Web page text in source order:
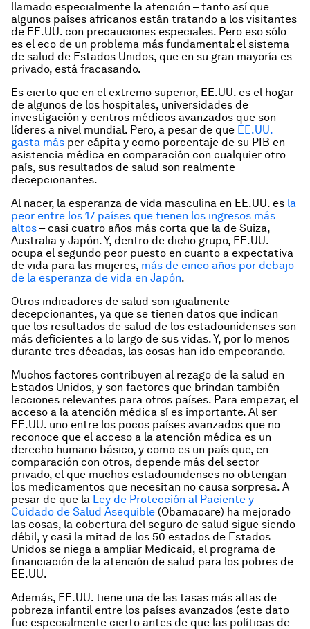
llamado especialmente la atención – tanto así que
algunos países africanos están tratando a los visitantes
de EE.UU. con precauciones especiales. Pero eso sólo
es el eco de un problema más fundamental: el sistema
de salud de Estados Unidos, que en su gran mayoría es
privado, está fracasando.
Es cierto que en el extremo superior, EE.UU. es el hogar
de algunos de los hospitales, universidades de
investigación y centros médicos avanzados que son
líderes a nivel mundial. Pero, a pesar de que EE.UU.
gasta más per cápita y como porcentaje de su PIB en
asistencia médica en comparación con cualquier otro
país, sus resultados de salud son realmente
decepcionantes.
Al nacer, la esperanza de vida masculina en EE.UU. es la
peor entre los 17 países que tienen los ingresos más
altos – casi cuatro años más corta que la de Suiza,
Australia y Japón. Y, dentro de dicho grupo, EE.UU.
ocupa el segundo peor puesto en cuanto a expectativa
de vida para las mujeres, más de cinco años por debajo
de la esperanza de vida en Japón.
Otros indicadores de salud son igualmente
decepcionantes, ya que se tienen datos que indican
que los resultados de salud de los estadounidenses son
más deficientes a lo largo de sus vidas. Y, por lo menos
durante tres décadas, las cosas han ido empeorando.
Muchos factores contribuyen al rezago de la salud en
Estados Unidos, y son factores que brindan también
lecciones relevantes para otros países. Para empezar, el
acceso a la atención médica sí es importante. Al ser
EE.UU. uno entre los pocos países avanzados que no
reconoce que el acceso a la atención médica es un
derecho humano básico, y como es un país que, en
comparación con otros, depende más del sector
privado, el que muchos estadounidenses no obtengan
los medicamentos que necesitan no causa sorpresa. A
pesar de que la Ley de Protección al Paciente y
Cuidado de Salud Asequible (Obamacare) ha mejorado
las cosas, la cobertura del seguro de salud sigue siendo
débil, y casi la mitad de los 50 estados de Estados
Unidos se niega a ampliar Medicaid, el programa de
financiación de la atención de salud para los pobres de
EE.UU.
Además, EE.UU. tiene una de las tasas más altas de
pobreza infantil entre los países avanzados (este dato
fue especialmente cierto antes de que las políticas de